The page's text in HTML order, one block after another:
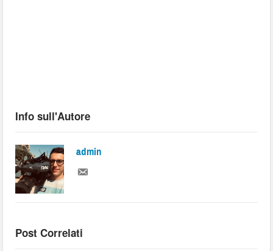
Info sull'Autore
admin
Post Correlati